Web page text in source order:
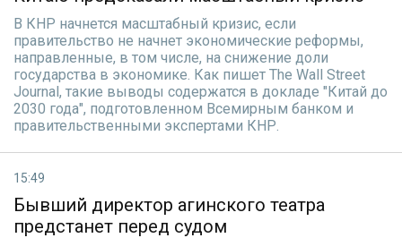
В КНР начнется масштабный кризис, если
правительство не начнет экономические реформы,
направленные, в том числе, на снижение доли
государства в экономике. Как пишет The Wall Street
Journal, такие выводы содержатся в докладе "Китай до
2030 года", подготовленном Всемирным банком и
правительственными экспертами КНР.
15:49
Бывший директор агинского театра
предстанет перед судом